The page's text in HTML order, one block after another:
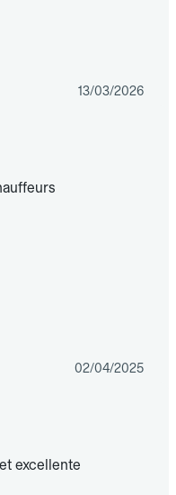
13/03/2026
02/04/2025
excellente